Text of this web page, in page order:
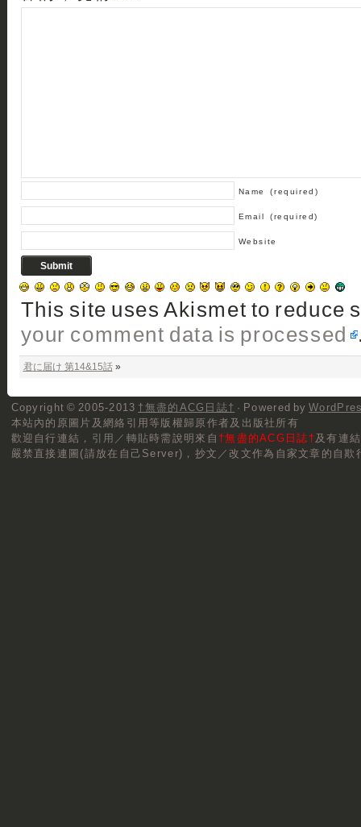
Name (required)
Email (required)
Website
This site uses Akismet to reduce
your comment data is processed
君に届け 第14&15話»
Copyright © 2005-2013 †無盡的ACG日誌† · Powered by
本站內的原圖片及網絡引用等版權歸原作者及出版社所有
歡迎自行連結， 引用／轉貼時需說明來自 †無盡的ACG日誌†及有連
嚴禁直接連圖(請放在自己Server)，抄文／改文作為自家文章的自欺